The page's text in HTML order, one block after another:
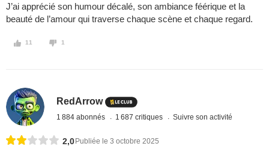
J’ai apprécié son humour décalé, son ambiance féérique et la
beauté de l’amour qui traverse chaque scène et chaque regard.
11 1
RedArrow
1 884 abonnés 1 687 critiques Suivre son activité
2,0 Publiée le 3 octobre 2025